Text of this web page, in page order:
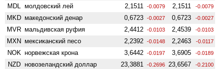
MDL молдовский лей 2,1511 -0.0079 2,1511 -0.0079
MKD македонский денар 0,6723 -0.0027 0,6723 -0.0027
MVR мальдивская руфия 2,4412 -0.0103 2,4539 -0.0103
MXN мексиканский песо 2,2392 -0.0148 2,2463 -0.0117
NOK норвежская крона 3,6442 -0.0197 3,6905 -0.0189
NZD ново­зеландский доллар 23,3881 -0.2696 23,6567 -0.2100